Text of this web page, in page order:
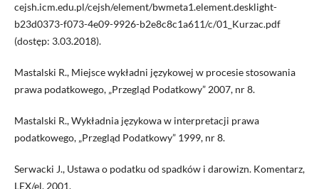
cejsh.icm.edu.pl/cejsh/element/bwmeta1.element.desklight-
b23d0373-f073-4e09-9926-b2e8c8c1a611/c/01_Kurzac.pdf
(dostęp: 3.03.2018).
Mastalski R., Miejsce wykładni językowej w procesie stosowania
prawa podatkowego, „Przegląd Podatkowy” 2007, nr 8.
Mastalski R., Wykładnia językowa w interpretacji prawa
podatkowego, „Przegląd Podatkowy” 1999, nr 8.
Serwacki J., Ustawa o podatku od spadków i darowizn. Komentarz,
LEX/el. 2001.